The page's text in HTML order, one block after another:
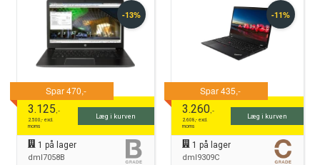
3.125,-
2.500,- excl.
moms
Læg i kurven
1 på lager
dml7058B
- Grade C
3.260,-
2.608,- excl.
moms
Læg i kurven
1 på lager
dml9309C